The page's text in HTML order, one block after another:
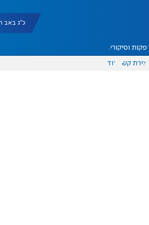
כ"ג באב תשפ"ו
הפקות וסיקורים
יצירת קשר עוד